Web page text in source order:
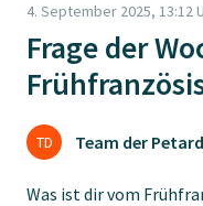
4. September 2025, 13:12
Frage der
TD Team der
Was ist dir vom